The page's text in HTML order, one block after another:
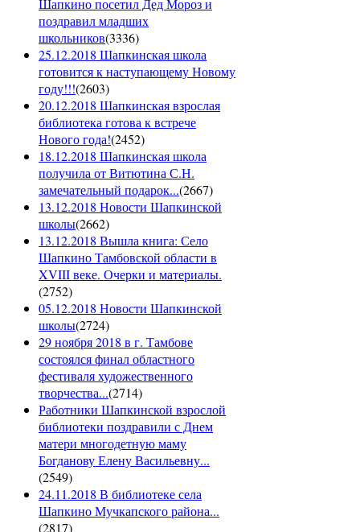
Шапкино посетил Дед Мороз и
поздравил младших
школьников(3336)
25.12.2018 Шапкинская школа
готовится к наступающему Новому
году!!!(2603)
20.12.2018 Шапкинская взрослая
библиотека готова к встрече
Нового года!(2452)
18.12.2018 Шапкинская школа
получила от Витютина С.Н.
замечательный подарок...(2667)
13.12.2018 Новости Шапкинской
школы(2662)
13.12.2018 Вышла книга: Село
Шапкино Тамбовской области в
XVIII веке. Очерки и материалы.
(2752)
05.12.2018 Новости Шапкинской
школы(2724)
29 ноября 2018 в г. Тамбове
состоялся финал областного
фестиваля художественного
творчества...(2714)
Работники Шапкинской взрослой
библиотеки поздравили с Днем
матери многодетную маму
Богданову Елену Васильевну...
(2549)
24.11.2018 В библиотеке села
Шапкино Мучкапского района...
(2817)